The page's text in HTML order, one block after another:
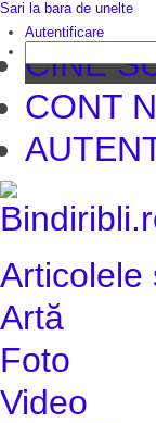
CINE
CONT
Articolele
Artă
Foto
Video
Sari la bara de unelte
Autentificare